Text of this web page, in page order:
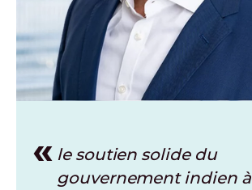
le soutien solide du
gouvernement indien à